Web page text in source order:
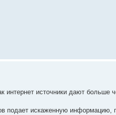
интернет источники дают
подает искаженную информацию,